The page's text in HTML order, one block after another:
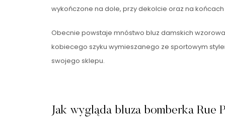
wykończone na dole, przy dekolcie oraz na
Obecnie powstaje mnóstwo bluz damskich
kobiecego szyku wymieszanego ze sportowym
swojego sklepu.
Jak wygląda bluza bomberka Rue